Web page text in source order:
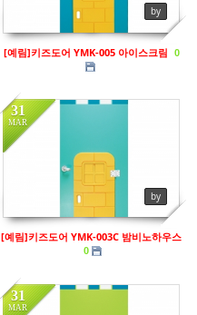
by
[예림]키즈도어 YMK-005 아이스크림 0
31
MAR
by
[예림]키즈도어 YMK-003C 밤비노하우스
0
31
MAR
키즈도어